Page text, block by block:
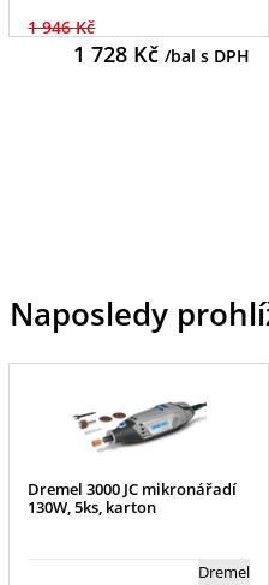
1 946 Kč
1 728Kč /bal s DPH
Naposledy
Dremel 3000 JC mikronářadí
130W, 5ks, karton
Dremel